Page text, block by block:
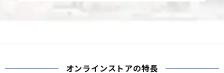
オンラインストアの特長